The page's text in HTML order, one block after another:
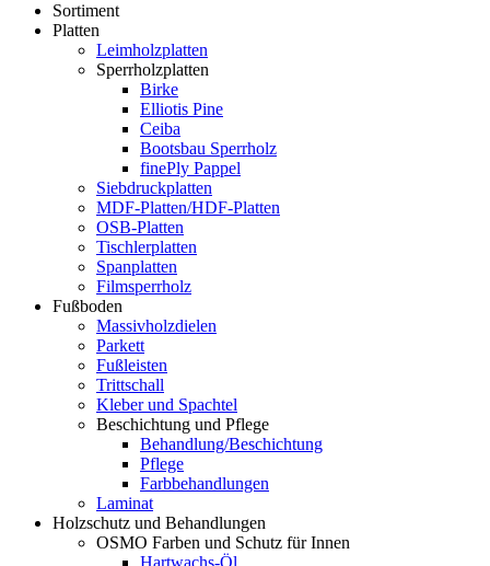
Sortiment
Platten
Leimholzplatten
Sperrholzplatten
Birke
Elliotis Pine
Ceiba
Bootsbau Sperrholz
finePly Pappel
Siebdruckplatten
MDF-Platten/HDF-Platten
OSB-Platten
Tischlerplatten
Spanplatten
Filmsperrholz
Fußboden
Massivholzdielen
Parkett
Fußleisten
Trittschall
Kleber und Spachtel
Beschichtung und Pflege
Behandlung/Beschichtung
Pflege
Farbbehandlungen
Laminat
Holzschutz und Behandlungen
OSMO Farben und Schutz für Innen
Hartwachs-Öl